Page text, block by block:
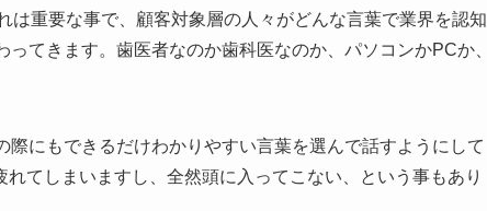
は重要な事で、顧客対象層の人々がどんな言葉で業界を認知
てきます。歯医者なのか歯科医なのか、パソコンかPCか、
にもできるだけわかりやすい言葉を選んで話すようにして
てしまいますし、全然頭に入ってこない、という事もあり